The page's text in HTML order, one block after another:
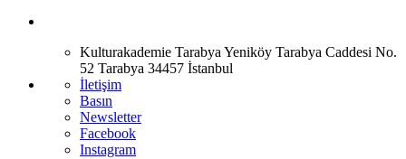
Kulturakademie Tarabya Yeniköy Tarabya Caddesi No.
52 Tarabya 34457 İstanbul
İletişim
Basın
Newsletter
Facebook
Instagram